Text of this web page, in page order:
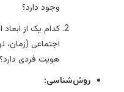
وجود دارد؟
کدام یک از
اجتماعی (زمان،
هویت فردی دارد؟
روش‌شناسی: